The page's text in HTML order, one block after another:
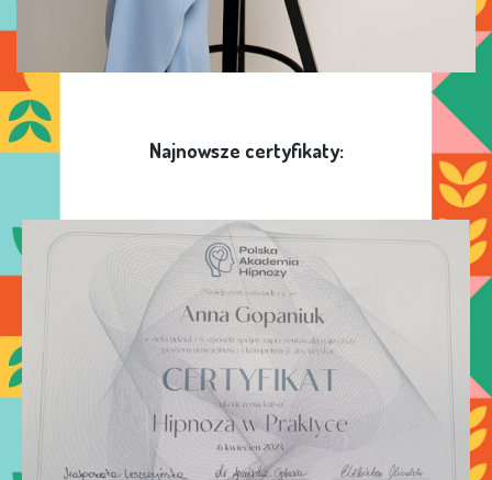
Najnowsze certyfikaty: